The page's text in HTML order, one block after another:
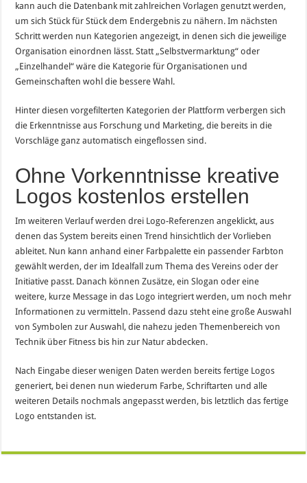
kann auch die Datenbank mit zahlreichen Vorlagen genutzt werden,
um sich Stück für Stück dem Endergebnis zu nähern. Im nächsten
Schritt werden nun Kategorien angezeigt, in denen sich die jeweilige
Organisation einordnen lässt. Statt „Selbstvermarktung“ oder
„Einzelhandel“ wäre die Kategorie für Organisationen und
Gemeinschaften wohl die bessere Wahl.
Hinter diesen vorgefilterten Kategorien der Plattform verbergen sich
die Erkenntnisse aus Forschung und Marketing, die bereits in die
Vorschläge ganz automatisch eingeflossen sind.
Ohne Vorkenntnisse kreative
Logos kostenlos erstellen
Im weiteren Verlauf werden drei Logo-Referenzen angeklickt, aus
denen das System bereits einen Trend hinsichtlich der Vorlieben
ableitet. Nun kann anhand einer Farbpalette ein passender Farbton
gewählt werden, der im Idealfall zum Thema des Vereins oder der
Initiative passt. Danach können Zusätze, ein Slogan oder eine
weitere, kurze Message in das Logo integriert werden, um noch mehr
Informationen zu vermitteln. Passend dazu steht eine große Auswahl
von Symbolen zur Auswahl, die nahezu jeden Themenbereich von
Technik über Fitness bis hin zur Natur abdecken.
Nach Eingabe dieser wenigen Daten werden bereits fertige Logos
generiert, bei denen nun wiederum Farbe, Schriftarten und alle
weiteren Details nochmals angepasst werden, bis letztlich das fertige
Logo entstanden ist.